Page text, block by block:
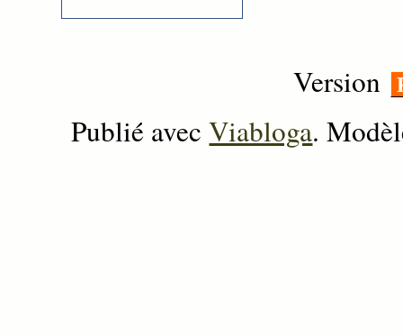
Version
Publié avecViabloga.